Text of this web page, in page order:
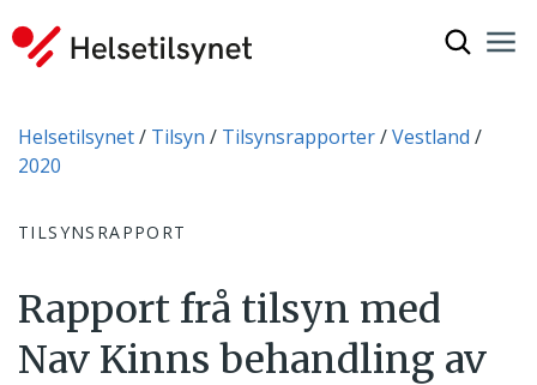
Du er her:
Helsetilsynet Tilsyn Tilsynsrapporter
Vestland
2020
TILSYNSRAPPORT
Rapport frå tilsyn med
Nav Kinns behandling av